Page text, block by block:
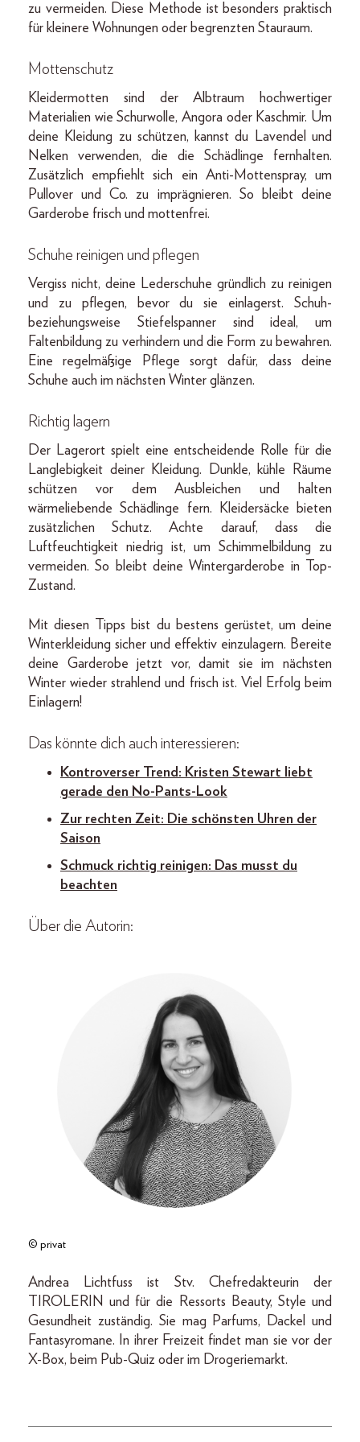
zu vermeiden. Diese Methode ist besonders praktisch
für kleinere Wohnungen oder begrenzten Stauraum.
Mottenschutz
Kleidermotten sind der Albtraum hochwertiger
Materialien wie Schurwolle, Angora oder Kaschmir. Um
deine Kleidung zu schützen, kannst du Lavendel und
Nelken verwenden, die die Schädlinge fernhalten.
Zusätzlich empfiehlt sich ein Anti-Mottenspray, um
Pullover und Co. zu imprägnieren. So bleibt deine
Garderobe frisch und mottenfrei.
Schuhe reinigen und pflegen
Vergiss nicht, deine Lederschuhe gründlich zu reinigen
und zu pflegen, bevor du sie einlagerst. Schuh-
beziehungsweise Stiefelspanner sind ideal, um
Faltenbildung zu verhindern und die Form zu bewahren.
Eine regelmäßige Pflege sorgt dafür, dass deine
Schuhe auch im nächsten Winter glänzen.
Richtig lagern
Der Lagerort spielt eine entscheidende Rolle für die
Langlebigkeit deiner Kleidung. Dunkle, kühle Räume
schützen vor dem Ausbleichen und halten
wärmeliebende Schädlinge fern. Kleidersäcke bieten
zusätzlichen Schutz. Achte darauf, dass die
Luftfeuchtigkeit niedrig ist, um Schimmelbildung zu
vermeiden. So bleibt deine Wintergarderobe in Top-
Zustand.
Mit diesen Tipps bist du bestens gerüstet, um deine
Winterkleidung sicher und effektiv einzulagern. Bereite
deine Garderobe jetzt vor, damit sie im nächsten
Winter wieder strahlend und frisch ist. Viel Erfolg beim
Einlagern!
Das könnte dich auch interessieren:
Kontroverser Trend: Kristen Stewart liebt
gerade den No-Pants-Look
Zur rechten Zeit: Die schönsten Uhren der
Saison
Schmuck richtig reinigen: Das musst du
beachten
Über die Autorin:
© privat
Andrea Lichtfuss ist Stv. Chefredakteurin der
TIROLERIN und für die Ressorts Beauty, Style und
Gesundheit zuständig. Sie mag Parfums, Dackel und
Fantasyromane. In ihrer Freizeit findet man sie vor der
X-Box, beim Pub-Quiz oder im Drogeriemarkt.